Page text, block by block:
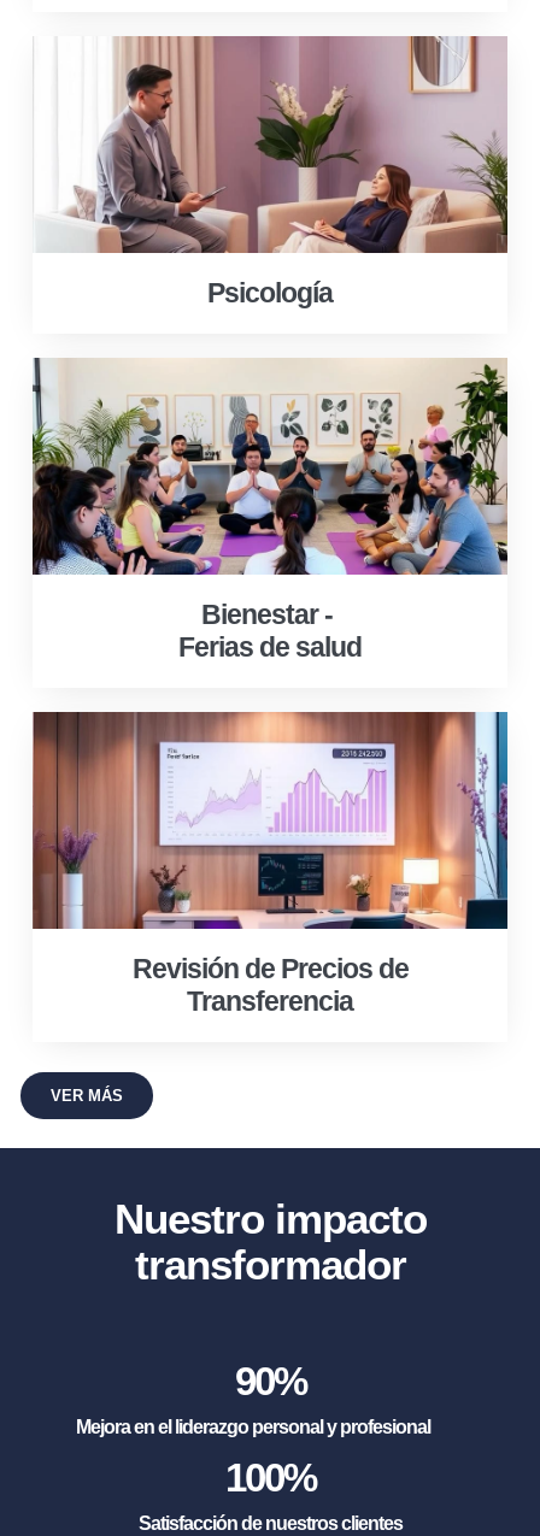
Psicología
Bienestar -
Ferias de salud
Revisión de Precios de
Transferencia
VER MÁS
Nuestro impacto
transformador
90%
Mejora en el liderazgo personal y profesional
100%
Satisfacción de nuestros clientes